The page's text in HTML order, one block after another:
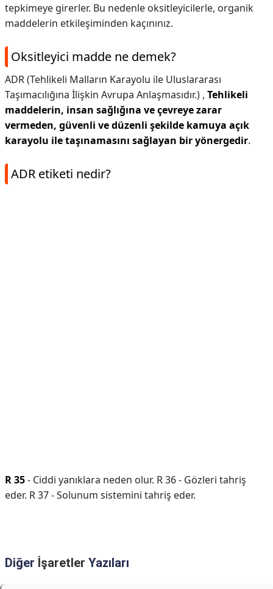
tepkimeye girerler. Bu nedenle oksitleyicilerle, organik
maddelerin etkileşiminden kaçınınız.
Oksitleyici madde ne demek?
ADR (Tehlikeli Malların Karayolu ile Uluslararası
Taşımacılığına İlişkin Avrupa Anlaşmasıdır.) , Tehlikeli
maddelerin, insan sağlığına ve çevreye zarar
vermeden, güvenli ve düzenli şekilde kamuya açık
karayolu ile taşınamasını sağlayan bir yönergedir.
ADR etiketi nedir?
R 35- Ciddi yanıklara neden olur. R 36 - Gözleri tahriş
eder. R 37 - Solunum sistemini tahriş eder.
Diğer İşaretler Yazıları